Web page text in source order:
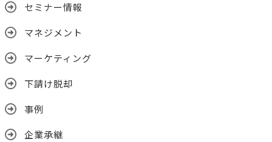
セミナー情報
マネジメント
マーケティング
下請け脱却
事例
企業承継